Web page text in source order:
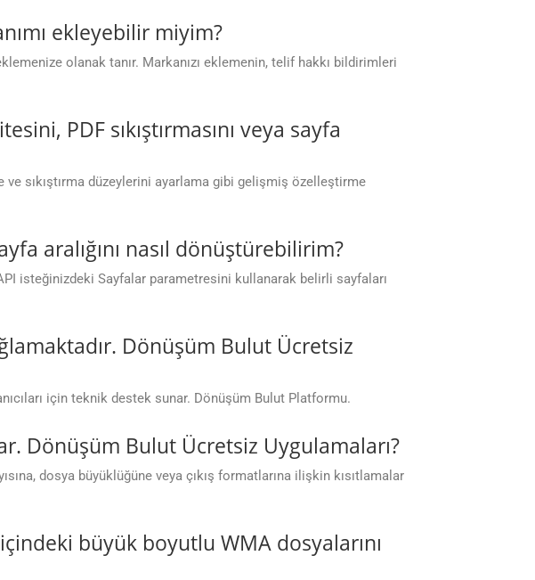
ekleyebilir miyim?
olanak tanır. Markanızı eklemenin, telif hakkı bildirimleri
PDF sıkıştırmasını veya sayfa
ve sıkıştırma düzeylerini ayarlama gibi gelişmiş özelleştirme
aralığını nasıl dönüştürebilirim?
isteğinizdeki Sayfalar parametresini kullanarak belirli sayfaları
Dönüşüm Bulut Ücretsiz
için teknik destek sunar. Dönüşüm Bulut Platformu.
Dönüşüm Bulut Ücretsiz Uygulamaları?
dosya büyüklüğüne veya çıkış formatlarına ilişkin kısıtlamalar
büyük boyutlu WMA dosyalarını